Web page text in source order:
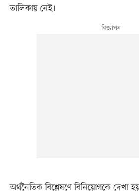
তালিকায় নেই।
অর্থনৈতিক বিশ্লেষণে বিনিয়োগকে